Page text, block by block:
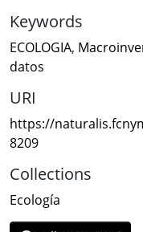
Keywords
ECOLOGIA,
datos
URI
https://
8209
Collections
Ecología